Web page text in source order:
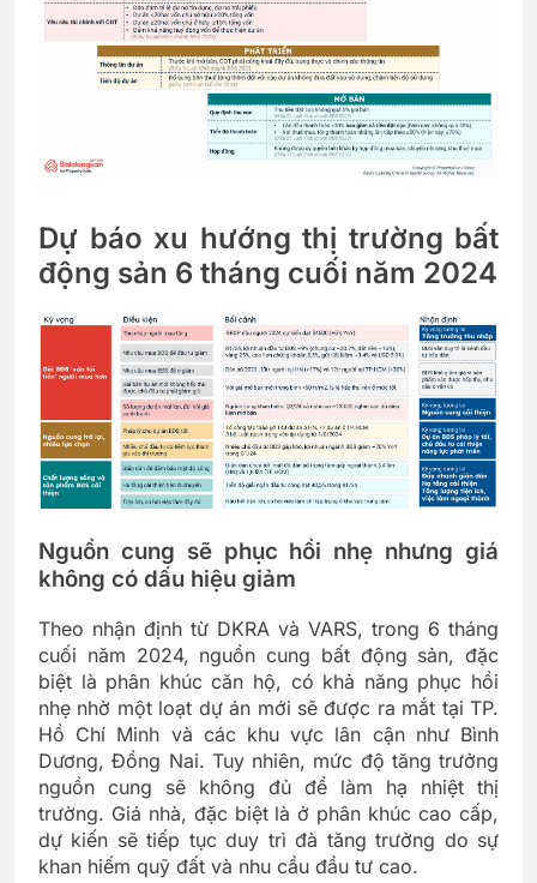
Dự báo xu hướng thị trường bất
động sản 6 tháng cuối năm 2024
Nguồn cung sẽ phục hồi nhẹ nhưng giá
không có dấu hiệu giảm
Theo nhận định từ DKRA và VARS, trong 6 tháng
cuối năm 2024, nguồn cung bất động sản, đặc
biệt là phân khúc căn hộ, có khả năng phục hồi
nhẹ nhờ một loạt dự án mới sẽ được ra mắt tại TP.
Hồ Chí Minh và các khu vực lân cận như Bình
Dương, Đồng Nai. Tuy nhiên, mức độ tăng trưởng
nguồn cung sẽ không đủ để làm hạ nhiệt thị
trường. Giá nhà, đặc biệt là ở phân khúc cao cấp,
dự kiến sẽ tiếp tục duy trì đà tăng trưởng do sự
khan hiếm quỹ đất và nhu cầu đầu tư cao.